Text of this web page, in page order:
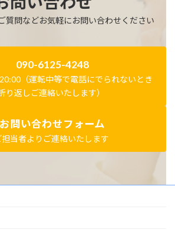
質問などお気軽にお問い合わせください
090-6125-4248
（運転中等で電話にでられないとき
り返しご連絡いたします）
お問い合わせフォーム
当者よりご連絡いたします